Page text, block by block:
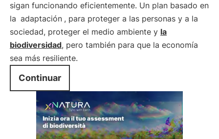
sigan funcionando eficientemente. Un plan basado en
la adaptación , para proteger a las personas y a la
sociedad, proteger el medio ambiente y la
biodiversidad, pero también para que la economía
sea más resiliente.
Continuar